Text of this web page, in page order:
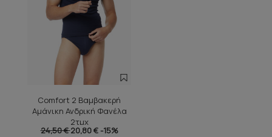
Comfort 2 Βαμβακερή
Αμάνικη Ανδρική Φανέλα
2τμχ
24,50 €20,80 € -15%